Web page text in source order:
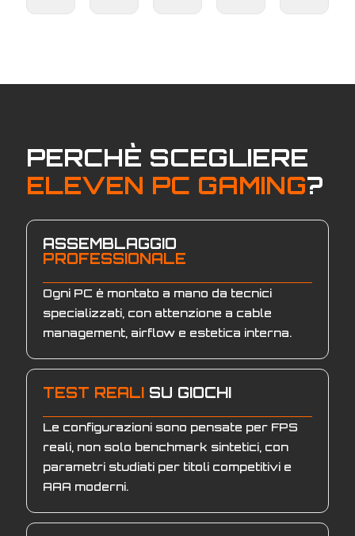
PERCHÈ SCEGLIERE
ELEVEN PC GAMING?
ASSEMBLAGGIO
PROFESSIONALE
Ogni PC è montato a mano da tecnici
specializzati, con attenzione a cable
management, airflow e estetica interna.
TEST REALI SU GIOCHI
Le configurazioni sono pensate per FPS
reali, non solo benchmark sintetici, con
parametri studiati per titoli competitivi e
AAA moderni.